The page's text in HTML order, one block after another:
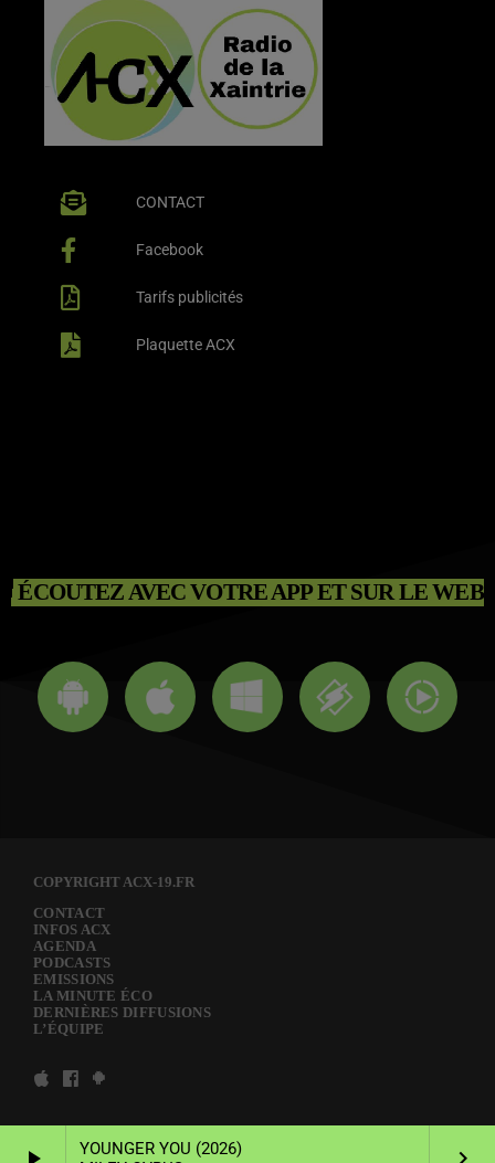
YOUNGER YOU (2026)
CONTACT
Facebook
Tarifs publicités
Plaquette ACX
ÉCOUTEZ AVEC VOTRE APP ET SUR LE WEB
COPYRIGHT ACX-19.FR
CONTACT
INFOS ACX
AGENDA
PODCASTS
EMISSIONS
LA MINUTE ÉCO
DERNIÈRES DIFFUSIONS
L’ÉQUIPE